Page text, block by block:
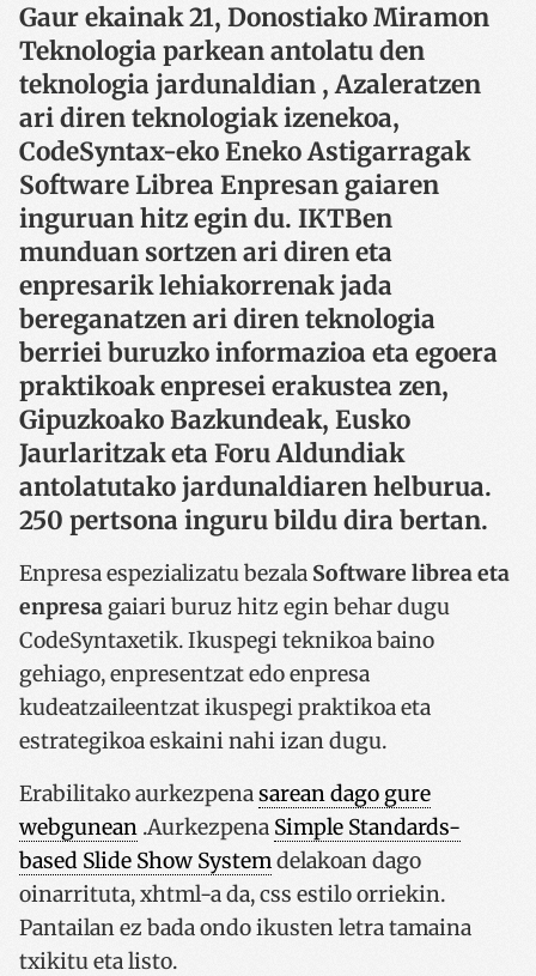
Gaur ekainak 21, Donostiako Miramon
Teknologia parkean antolatu den
teknologia jardunaldian , Azaleratzen
ari diren teknologiak izenekoa,
CodeSyntax-eko Eneko Astigarragak
Software Librea Enpresan gaiaren
inguruan hitz egin du. IKTBen
munduan sortzen ari diren eta
enpresarik lehiakorrenak jada
bereganatzen ari diren teknologia
berriei buruzko informazioa eta egoera
praktikoak enpresei erakustea zen,
Gipuzkoako Bazkundeak, Eusko
Jaurlaritzak eta Foru Aldundiak
antolatutako jardunaldiaren helburua.
250 pertsona inguru bildu dira bertan.
Enpresa espezializatu bezala Software librea eta
enpresa gaiari buruz hitz egin behar dugu
CodeSyntaxetik. Ikuspegi teknikoa baino
gehiago, enpresentzat edo enpresa
kudeatzaileentzat ikuspegi praktikoa eta
estrategikoa eskaini nahi izan dugu.
Erabilitako aurkezpenasarean dago gure
webgunean .Aurkezpena Simple Standards-
based Slide Show Systemdelakoan dago
oinarrituta, xhtml-a da, css estilo orriekin.
Pantailan ez bada ondo ikusten letra tamaina
txikitu eta listo.